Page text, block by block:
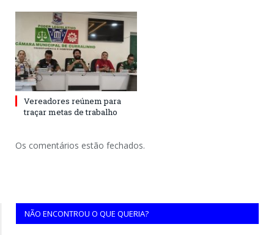
Vereadores reúnem para
traçar metas de trabalho
Os comentários estão fechados.
NÃO ENCONTROU O QUE QUERIA?